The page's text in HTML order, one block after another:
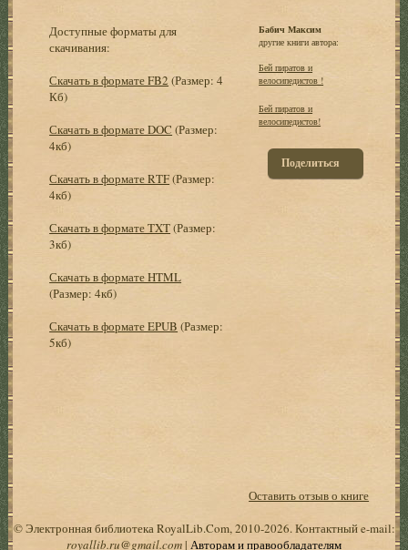
Доступные форматы для
скачивания:
Скачать в формате FB2 (Размер: 4
Кб)
Скачать в формате DOC (Размер:
4кб)
Скачать в формате RTF(Размер:
4кб)
Скачать в формате TXT(Размер:
3кб)
Скачать в формате HTML
(Размер: 4кб)
Скачать в формате EPUB (Размер:
5кб)
Бабич Максим
другие книги автора:
Бей пиратов и
велосипедистов !
Бей пиратов и
велосипедистов!
Поделиться
Оставить отзыв о книге
© Электронная библиотека RoyalLib.Com, 2010-2026. Контактный e-mail:
royallib.ru@gmail.com| Авторам и правообладателям